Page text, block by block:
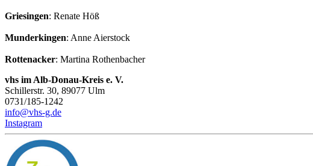
Griesingen: Renate Höß
Munderkingen: Anne Aierstock
Rottenacker: Martina Rothenbacher
vhs im Alb-Donau-Kreis e. V.
Schillerstr. 30, 89077 Ulm
0731/185-1242
info@vhs-g.de
Instagram